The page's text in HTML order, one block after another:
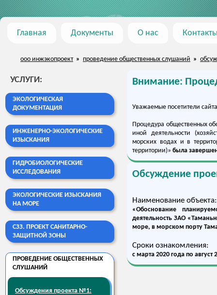
Главная Документы О нас
ооо инжэкопроект » проведение общественных слушаний »
УСЛУГИ:
ЭКОЛОГИЧЕСКАЯ
ДОКУМЕНТАЦИЯ
ИНЖЕНЕРНО-ЭКОЛОГИЧЕСКИЕ
ИЗЫСКАНИЯ
ГИДРОБИОЛОГИЧЕСКИЕ
ИССЛЕДОВАНИЯ
ЭКОЛОГИЧЕСКИЕ ИЗЫСКАНИЯ
НА МОРЕ
СЗЗ. ПРОЕКТ САНИТАРНО-
ЗАЩИТНОЙ ЗОНЫ
ПРОВЕДЕНИЕ ОБЩЕСТВЕННЫХ
СЛУШАНИЙ
Обсуждения проекта №1:
Внимание:
Уважаемые посетители
Процедура общественных
иной деятельности
морских водах и в
территории)» была
Обсуждение
Наименование объекта:
«Обоснование
деятельность ЗАО
море, в морском порту
Сроки ознакомления:
с марта 2020 года по